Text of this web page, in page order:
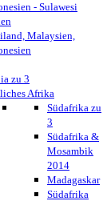
- Sulawesi
Malaysien,
zu 3
Afrika
Südafrika zu
3
Südafrika &
Mosambik
2014
Madagaskar
Südafrika